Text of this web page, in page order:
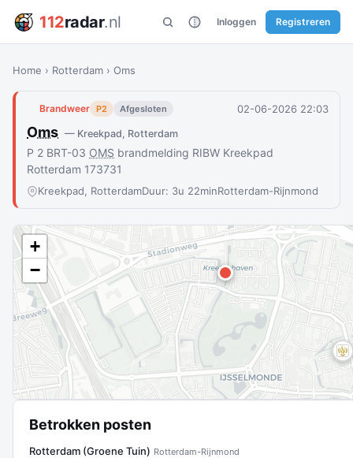
112radar.nl Inloggen Registreren
Home › Rotterdam › Oms
Brandweer P2 Afgesloten 02-06-2026 22:03
Oms — Kreekpad, Rotterdam
P 2 BRT-03 OMS brandmelding RIBW Kreekpad
Rotterdam 173731
Kreekpad, RotterdamDuur: 3u 22minRotterdam-Rijnmond
+
−
Betrokken posten
Rotterdam (Groene Tuin) Rotterdam-Rijnmond